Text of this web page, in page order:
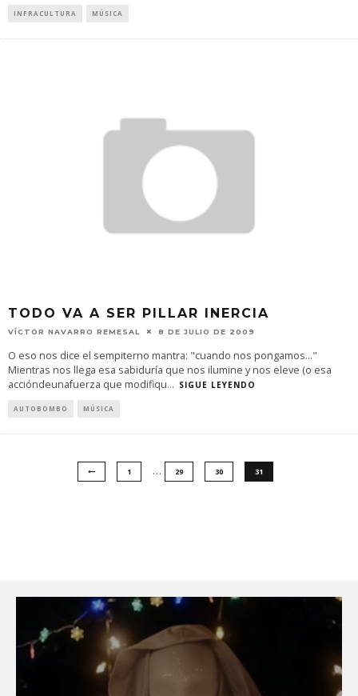
INFRACULTURA MÚSICA
TODO VA A SER PILLAR INERCIA
VÍCTOR NAVARRO REMESAL 8 DE JULIO DE 2009
O eso nos dice el sempiterno mantra: "cuando nos pongamos..."
Mientras nos llega esa sabiduría que nos ilumine y nos eleve (o esa
accióndeunafuerza que modifiqu... SIGUE LEYENDO
AUTOBOMBO MÚSICA
1 … 29 30 31